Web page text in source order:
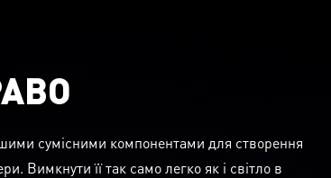
сумісними компонентами для створення
Вимкнути її так само легко як і світло в